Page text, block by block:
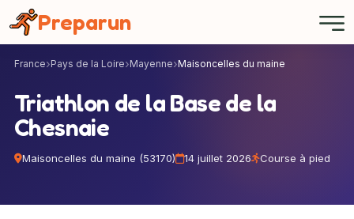
Preparun
France Pays de la Loire Mayenne Maisoncelles du maine
Triathlon de la Base de la
Chesnaie
Maisoncelles du maine (53170) 14 juillet 2026 Course à pied
Panneau de gestion des cookies